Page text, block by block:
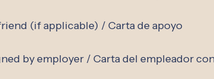
(if applicable) / Carta de apoyo
by employer / Carta del empleador